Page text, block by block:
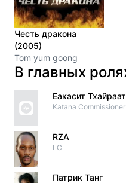
Честь дракона
(2005)
Tom yum goong
В главных
Еакасит Тхайраат
Katana Commissioner
RZA
LC
Патрик Танг